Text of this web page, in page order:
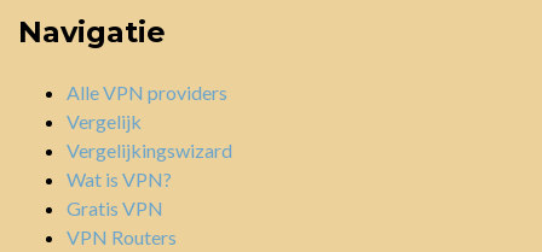
Navigatie
Alle VPN providers
Vergelijk
Vergelijkingswizard
Wat is VPN?
Gratis VPN
VPN Routers